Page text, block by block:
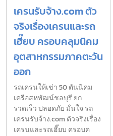
เครนรับจ้าง.com ตัว
จริงเรื่องเครนและรถ
เฮี๊ยบ ครอบคลุมนิคม
อุตสาหกรรมภาคตะวัน
ออก
รถเครนให้เช่า 50 ตันนิคม
เครือสหพัฒน์ชลบุรี ยก
รวดเร็ว ปลอดภัย มั่นใจ รถ
เครนรับจ้าง.com ตัวจริงเรื่อง
เครนและรถเฮี๊ยบ ครอบค